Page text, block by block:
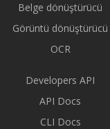
Belge dönüştürücü
Görüntü dönüştürücü
OCR
Developers API
API Docs
CLI Docs